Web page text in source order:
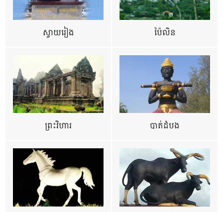
ស្វាយរៀង ប៉ៃលិន
ព្រះវិហារ បាត់ដំបង